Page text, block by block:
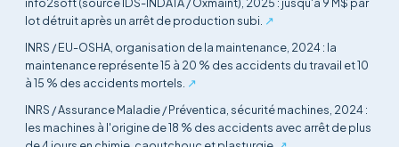
lot détruit après un arrêt de production subi. ↗
INRS / EU-OSHA, organisation de la maintenance, 2024 : la
maintenance représente 15 à 20 % des accidents du travail et 10
à 15 % des accidents mortels. ↗
INRS / Assurance Maladie / Préventica, sécurité machines, 2024 :
les machines à l'origine de 18 % des accidents avec arrêt de plus